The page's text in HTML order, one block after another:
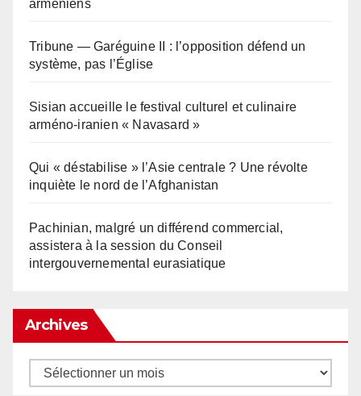
arméniens
Tribune — Garéguine II : l’opposition défend un
système, pas l’Église
Sisian accueille le festival culturel et culinaire
arméno-iranien « Navasard »
Qui « déstabilise » l’Asie centrale ? Une révolte
inquiète le nord de l’Afghanistan
Pachinian, malgré un différend commercial,
assistera à la session du Conseil
intergouvernemental eurasiatique
Archives
Archives